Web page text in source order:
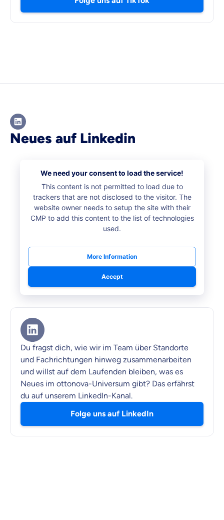
Neues auf Linkedin
We need your consent to load the service!
This content is not permitted to load due to
trackers that are not disclosed to the visitor. The
website owner needs to setup the site with their
CMP to add this content to the list of technologies
used.
More Information
Accept
Du fragst dich, wie wir im Team über Standorte
und Fachrichtungen hinweg zusammenarbeiten
und willst auf dem Laufenden bleiben, was es
Neues im ottonova-Universum gibt? Das erfährst
du auf unserem LinkedIn-Kanal.
Folge uns auf LinkedIn